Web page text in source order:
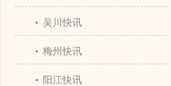
吴川快讯
梅州快讯
阳江快讯